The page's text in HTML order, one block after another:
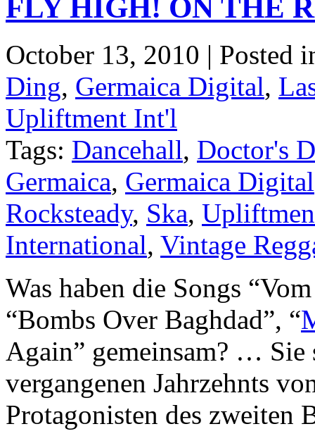
FLY HIGH! ON THE
October 13, 2010 | Posted
Ding, Germaica Digital,
Upliftment Int'l
Tags: Dancehall, Doctor's
Germaica, Germaica Digital
Rocksteady, Ska,
International, Vintage
Was haben die Songs
“Bombs Over Baghdad”, “
Again” gemeinsam? … Sie
vergangenen Jahrzehnts
Protagonisten des zweiten